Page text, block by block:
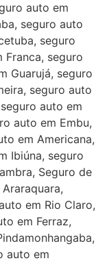
auto em
seguro auto
seguro
Franca, seguro
Guarujá, seguro
seguro auto
auto em
auto em Embu,
em Americana,
Ibiúna, seguro
Seguro de
em Rio Claro,
em Ferraz,
auto em